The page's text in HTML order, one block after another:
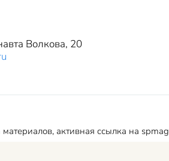
Волкова, 20
активная ссылка на